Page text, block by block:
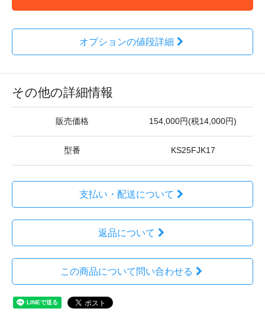
オプションの値段詳細
その他の詳細情報
販売価格 154,000円(税14,000円)
型番 KS25FJK17
支払い・配送について
返品について
この商品について問い合わせる